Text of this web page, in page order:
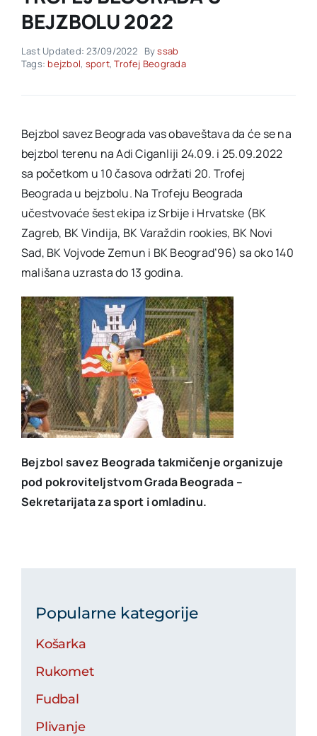
BEJZBOLU 2022
Last Updated: 23/09/2022 Byssab
Tags: bejzbol, sport,Trofej Beograda
Bejzbol savez Beograda vas obaveštava da će se na
bejzbol terenu na Adi Ciganliji 24.09. i 25.09.2022
sa početkom u 10 časova održati 20. Trofej
Beograda u bejzbolu. Na Trofeju Beograda
učestvovaće šest ekipa iz Srbije i Hrvatske (BK
Zagreb, BK Vindija, BK Varaždin rookies, BK Novi
Sad, BK Vojvode Zemun i BK Beograd’96) sa oko 140
mališana uzrasta do 13 godina.
Bejzbol savez Beograda takmičenje organizuje
pod pokroviteljstvom Grada Beograda –
Sekretarijata za sport i omladinu.
Popularne kategorije
Košarka
Rukomet
Fudbal
Plivanje